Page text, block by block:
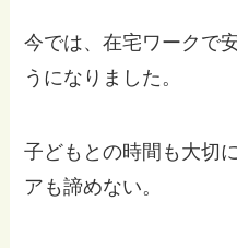
今では、在宅ワークで
うになりました。
子どもとの時間も大切
アも諦めない。